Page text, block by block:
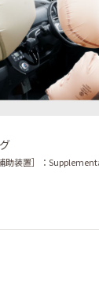
助装置］：